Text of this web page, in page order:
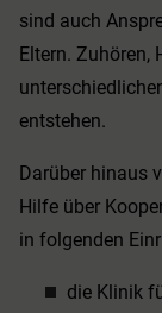
sind auch
Eltern. Zuhören,
entstehen.
Darüber hinaus
Hilfe über
in folgenden
die Klinik